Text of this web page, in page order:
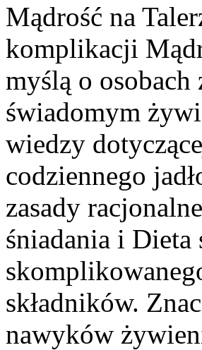
Mądrość na
komplikacji
myślą o osobach
świadomym
wiedzy
codziennego
zasady
śniadania i Dieta
składników.
nawyków